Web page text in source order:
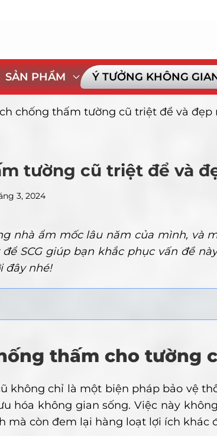
SẢN PHẨM Ý TƯỞNG KHÔNG
chống thấm tường cũ triệt để và đẹp
tường cũ triệt để và
3, 2024
nhà ẩm mốc lâu năm của mình, và
SCG giúp bạn khắc phục vấn đề
đây nhé!
thấm cho tường
không chỉ là một biện pháp bảo vệ
hóa không gian sống. Việc này
mà còn đem lại hàng loạt lợi ích khác